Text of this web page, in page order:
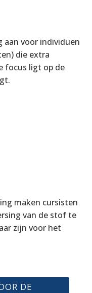
aan voor individuen
die extra
focus ligt op de
maken cursisten
van de stof te
zijn voor het
DE